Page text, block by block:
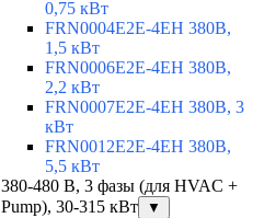
0,75 кВт
FRN0004E2E-4EH 380В,
1,5 кВт
FRN0006E2E-4EH 380В,
2,2 кВт
FRN0007E2E-4EH 380В, 3
кВт
FRN0012E2E-4EH 380В,
5,5 кВт
380-480 В, 3 фазы (для HVAC +
Pump), 30-315 кВт
▼